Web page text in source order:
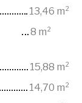
13,46 m²
8 m²
15,88 m²
14,70 m²